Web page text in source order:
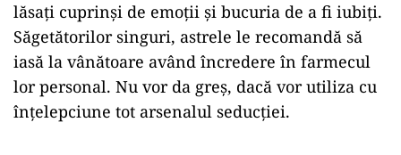
lăsați cuprinși de emoții și bucuria de a fi iubiți.
Săgetătorilor singuri, astrele le recomandă să
iasă la vânătoare având încredere în farmecul
lor personal. Nu vor da greș, dacă vor utiliza cu
înțelepciune tot arsenalul seducției.